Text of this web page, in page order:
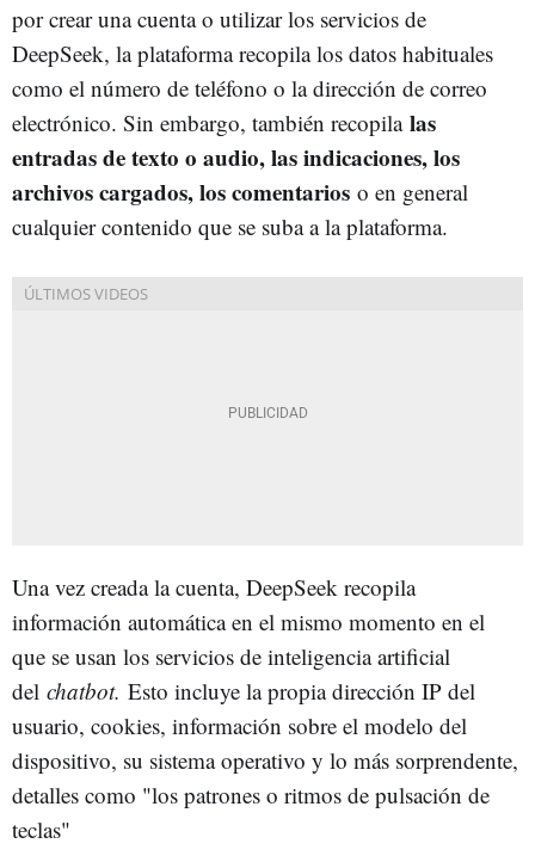
por crear una cuenta o utilizar los servicios de
DeepSeek, la plataforma recopila los datos habituales
como el número de teléfono o la dirección de correo
electrónico. Sin embargo, también recopila las
entradas de texto o audio, las indicaciones, los
archivos cargados, los comentarios o en general
cualquier contenido que se suba a la plataforma.
Una vez creada la cuenta, DeepSeek recopila
información automática en el mismo momento en el
que se usan los servicios de inteligencia artificial
del chatbot. Esto incluye la propia dirección IP del
usuario, cookies, información sobre el modelo del
dispositivo, su sistema operativo y lo más sorprendente,
detalles como "los patrones o ritmos de pulsación de
teclas"